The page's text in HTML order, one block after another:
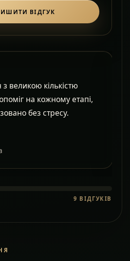
ВІДГУК
великою кількістю
на кожному етапі,
без стресу.
9 ВІДГУКІВ